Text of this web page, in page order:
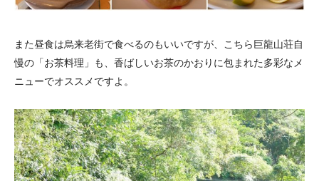
また昼食は烏来老街で食べるのもいいですが、こちら巨龍山荘自
慢の「お茶料理」も、香ばしいお茶のかおりに包まれた多彩なメ
ニューでオススメですよ。